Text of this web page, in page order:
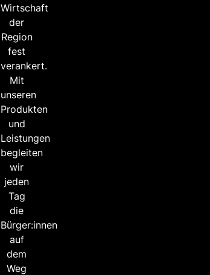
Wirtschaft
der
Region
fest
verankert.
Mit
unseren
Produkten
und
Leistungen
begleiten
wir
jeden
Tag
die
Bürger:innen
auf
dem
Weg